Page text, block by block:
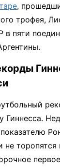
,
трофея,
в пяти
Гиннесса.
не торопятся